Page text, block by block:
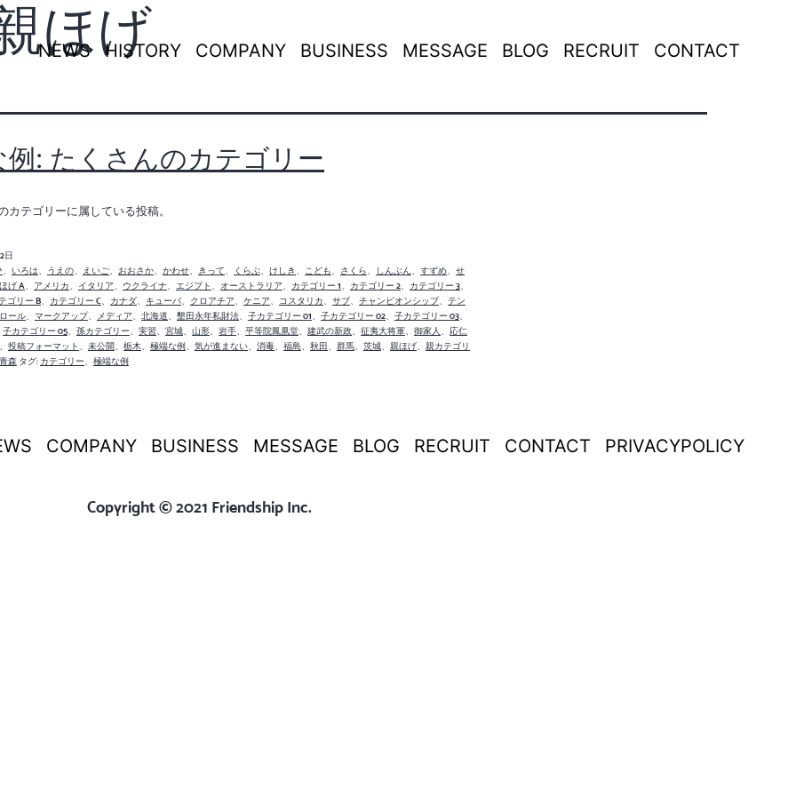
NEWS HISTORY COMPANY BUSINESS MESSAGE BLOG RECRUIT CONTACT
ほげ
例: たくさんのカテゴリー
カテゴリーに属している投稿。
日
、 いろは、 うえの、 えいご、 おおさか、 かわせ、 きって、 くらぶ、 けしき 、 こども、 さくら、 しんぶん、 すずめ、 せ
ほげ A、 アメリカ、 イタリア、 ウクライナ、 エジプト 、 オーストラリア、 カテゴリー 1、 カテゴリー 2、 カテゴリー 3、
ゴリー B、 カテゴリー C、 カナダ、 キューバ、 クロアチア、 ケニア、 コスタリカ、 サブ、 チャンピオンシップ、 テン
ール、 マークアップ、 メディア、 北海道、 墾田永年私財法、 子カテゴリー 01、 子カテゴリー 02、 子カテゴリー 03、
子カテゴリー 05、 孫カテゴリー、 実習、 宮城、 山形、 岩手、 平等院鳳凰堂、 建武の新政、 征夷大将軍、 御家人 、 応仁
、 投稿フォーマット 、 未公開、 栃木、 極端な例、 気が進まない、 消毒、 福島、 秋田、 群馬、 茨城、 親ほげ、 親カテゴリ
青森 タグ: カテゴリー、 極端な例
COMPANY BUSINESS MESSAGE BLOG RECRUIT CONTACT PRIVACYPOLICY
Copyright © 2021 Friendship Inc.